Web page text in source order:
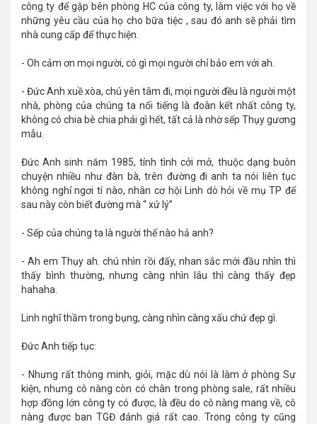
công ty để gặp bên phòng HC của công ty, làm việc với họ về
những yêu cầu của họ cho bữa tiệc , sau đó anh sẽ phải tìm
nhà cung cấp để thực hiện.
- Oh cảm ơn mọi người, có gì mọi người chỉ bảo em với ah.
- Đức Anh xuề xòa, chú yên tâm đi, mọi người đều là người một
nhà, phòng của chúng ta nổi tiếng là đoàn kết nhất công ty,
không có chia bè chia phái gì hết, tất cả là nhờ sếp Thụy gương
mẫu.
Đức Anh sinh năm 1985, tính tình cởi mở, thuộc dạng buôn
chuyện nhiều như đàn bà, trên đường đi anh ta nói liên tục
không nghỉ ngơi tí nào, nhân cơ hội Linh dò hỏi về mụ TP để
sau này còn biết đường mà “ xử lý”
- Sếp của chúng ta là người thế nào hả anh?
- Ah em Thụy ah. chú nhìn rồi đấy, nhan sắc mới đầu nhìn thì
thấy bình thường, nhưng càng nhìn lâu thì càng thấy đẹp
hahaha.
Linh nghĩ thầm trong bụng, càng nhìn càng xấu chứ đẹp gì.
Đức Anh tiếp tục:
- Nhưng rất thông minh, giỏi, mặc dù nói là làm ở phòng Sự
kiện, nhưng cô nàng còn có chân trong phòng sale, rất nhiều
hợp đồng lớn công ty có được, là đều do cô nàng mang về, cô
nàng được ban TGĐ đánh giá rất cao. Trong công ty cũng